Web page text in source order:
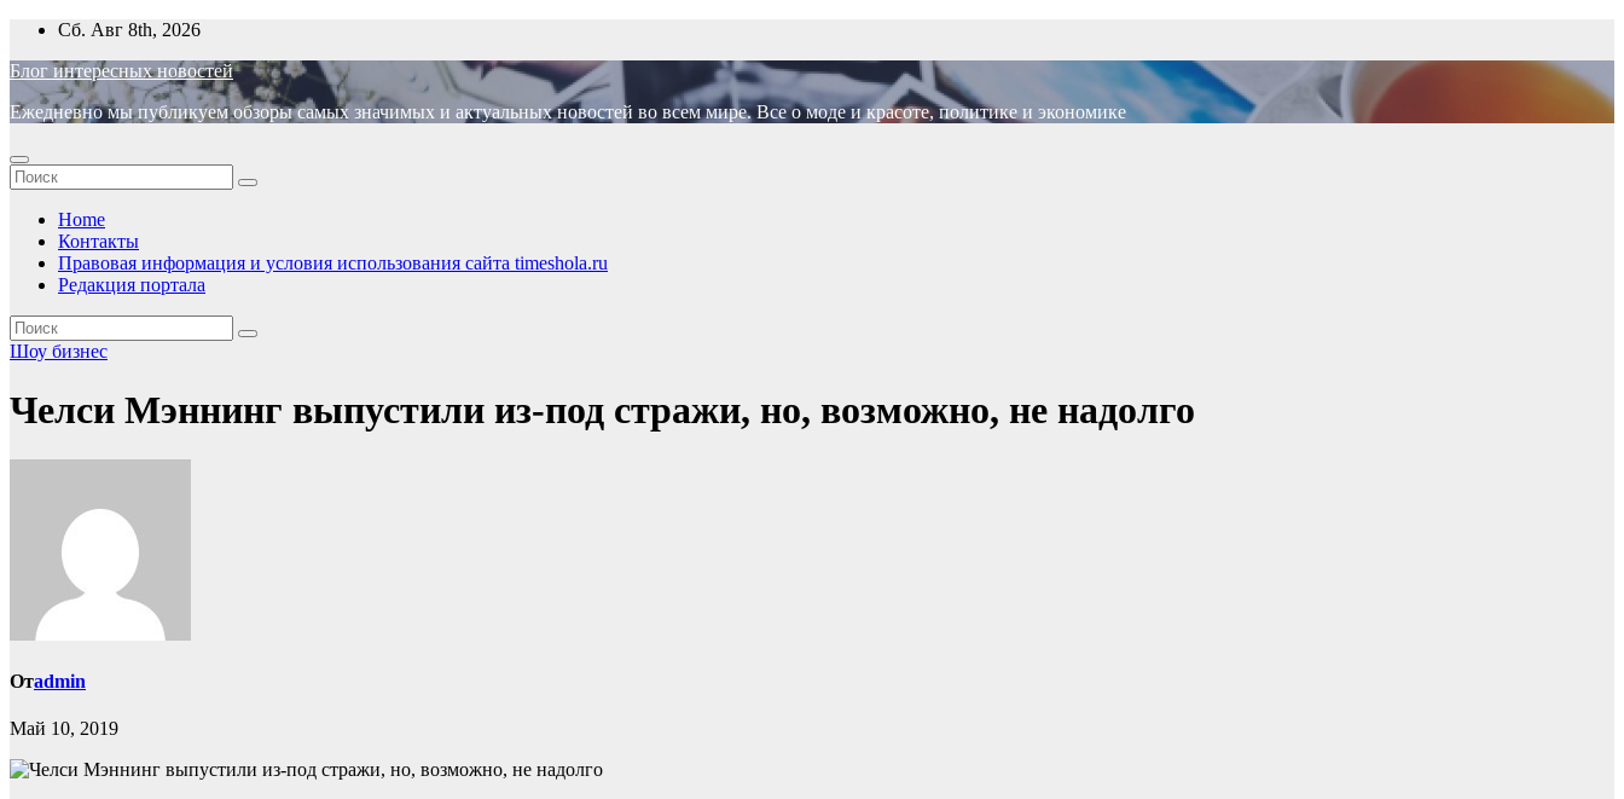
Перейти
содержимому
Сб. Авг 8th, 2026
Блог интересных новостей
Ежедневно мы публикуем обзоры самых значимых и актуальных новостей во всем мире. Все о моде и красоте, политике и экономике
Home
Контакты
Правовая информация и условия использования сайта timeshola.ru
Редакция портала
Шоу бизнес
Челси Мэннинг выпустили из-под стражи, но, возможно, не надолго
Отadmin
Май 10, 2019